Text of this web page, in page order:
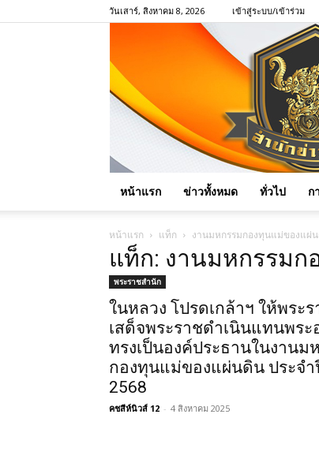
วันเสาร์, สิงหาคม 8, 2026 เข้าสู่ระบบ/เข้าร่วม
หน้าแรก ข่าวทั้งหมด ทั่วไป ก
หน้าแรก แท็ก งานมหกรรมกองทุนแม่ของแผ่
แท็ก: งานมหกรรม
พระราชสำนัก
ในหลวง โปรดเกล้าฯ ให้พระ
เสด็จพระราชดำเนินแทนพระ
ทรงเป็นองค์ประธานในงานม
กองทุนแม่ของแผ่นดิน ประจำ
2568
คชสีห์นิวส์ 12 - 4 สิงหาคม 2025